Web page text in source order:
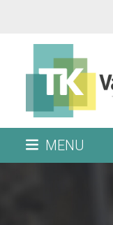
content
MENU